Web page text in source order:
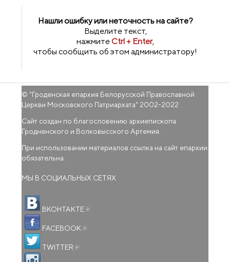
Нашли ошибку или неточность на сайте?
Выделите текст,
нажмитеCtrl + Enter,
чтобы сообщить об этом администратору!
© "Гроденская епархия Белорусской Православной
Церкви Московского Патриархата" 2002-2022
Сайт создан по благословению архиепископа
Гродненского и Волковысского Артемия.
При использовании материалов ссылка на сайт епархии
обязательна.
МЫ В СОЦИАЛЬНЫХ СЕТЯХ
ВКОНТАКТЕ
FACEBOOK
TWITTER